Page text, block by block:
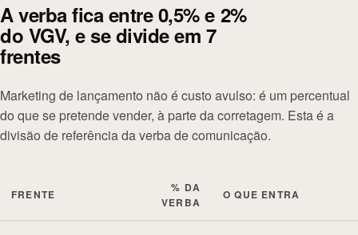
A verba fica entre 0,5% e 2%
do VGV, e se divide em 7
frentes
Marketing de lançamento não é custo avulso: é um percentual
do que se pretende vender, à parte da corretagem. Esta é a
divisão de referência da verba de comunicação.
FRENTE
% DA
VERBA
O QUE ENTRA